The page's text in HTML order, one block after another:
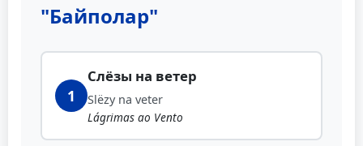
"Байполар"
1
Слёзы на ветер
Slëzy na veter
Lágrimas ao Vento